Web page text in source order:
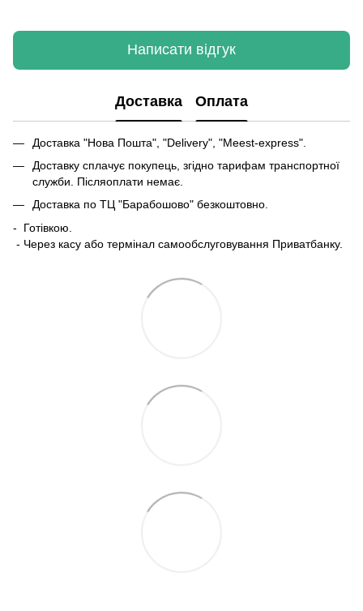
Написати відгук
Доставка Оплата
Доставка "Нова Пошта", "Delivery", "Meest-express".
Доставку сплачує покупець, згідно тарифам транспортної
служби. Післяоплати немає.
Доставка по ТЦ "Барабошово" безкоштовно.
- Готівкою.
- Через касу або термінал самообслуговування Приватбанку.